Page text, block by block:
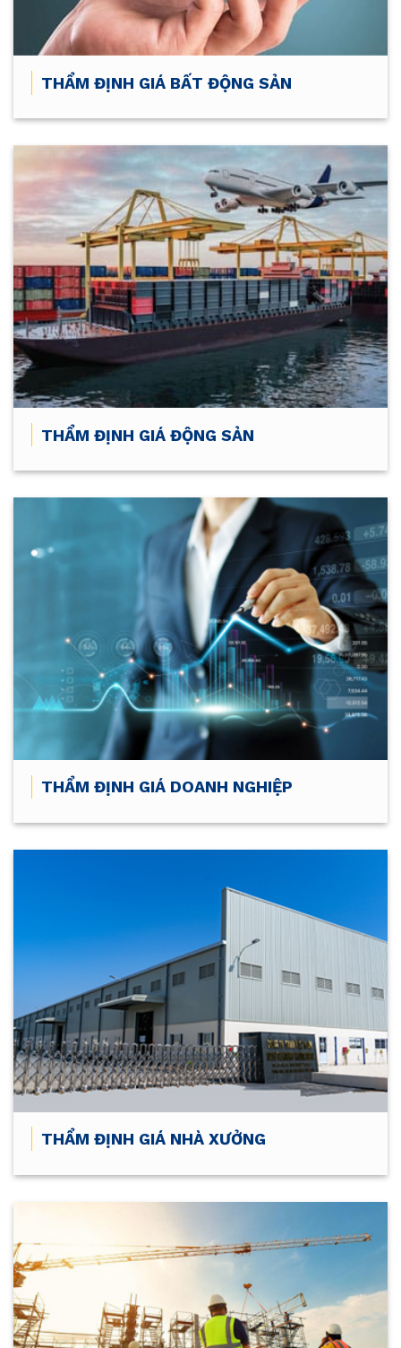
THẨM ĐỊNH GIÁ BẤT ĐỘNG SẢN
THẨM ĐỊNH GIÁ ĐỘNG SẢN
THẨM ĐỊNH GIÁ DOANH NGHIỆP
THẨM ĐỊNH GIÁ NHÀ XƯỞNG